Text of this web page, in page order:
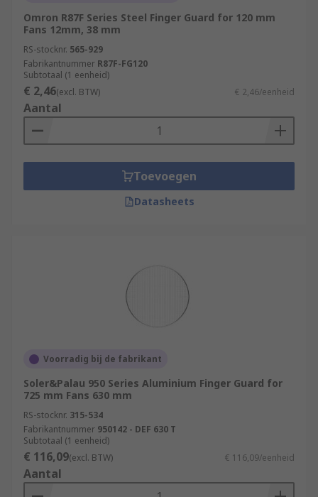
Omron R87F Series Steel Finger Guard for 120 mm
Fans 12mm, 38 mm
RS-stocknr. 565-929
Fabrikantnummer R87F-FG120
Subtotaal (1 eenheid)
€ 2,46(excl. BTW) € 2,46/eenheid
Aantal
Toevoegen
Datasheets
Voorradig bij de fabrikant
Soler&Palau 950 Series Aluminium Finger Guard for
725 mm Fans 630 mm
RS-stocknr. 315-534
Fabrikantnummer 950142 - DEF 630 T
Subtotaal (1 eenheid)
€ 116,09(excl. BTW) € 116,09/eenheid
Aantal